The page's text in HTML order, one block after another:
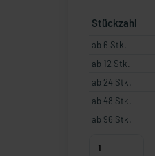
Stückzahl
ab 6 Stk.
ab 12 Stk.
ab 24 Stk.
ab 48 Stk.
ab 96 Stk.